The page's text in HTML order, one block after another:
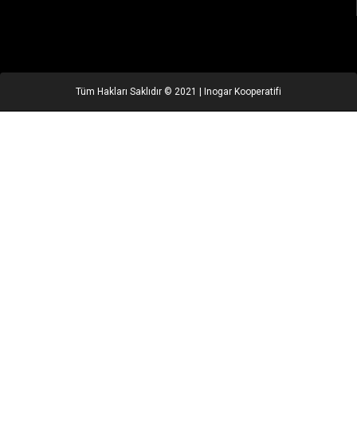
Tüm Hakları Saklıdır © 2021 | Inogar Kooperatifi